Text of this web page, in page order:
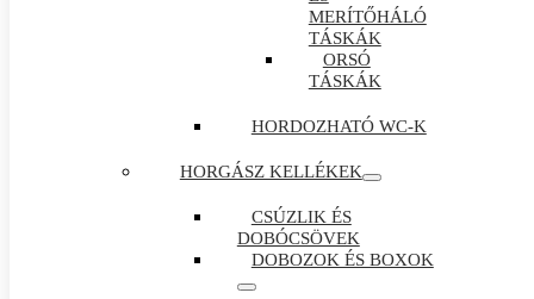
MERÍTŐHÁLÓ
TÁSKÁK
ORSÓ
TÁSKÁK
HORDOZHATÓ WC-K
HORGÁSZ KELLÉKEK
CSÚZLIK ÉS
DOBÓCSÖVEK
DOBOZOK ÉS BOXOK